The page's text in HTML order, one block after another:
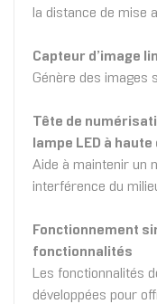
la distance de mise
Capteur d’image
Génère des images
Tête de
lampe LED à
Aide à maintenir un
interférence du
Fonctionnement
fonctionnalités
Les fonctionnalités
développées pour